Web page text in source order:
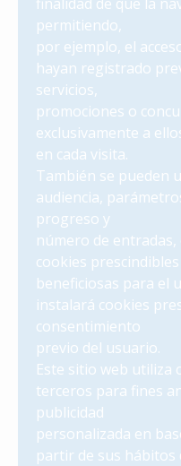
permitiendo,
por ejemplo, el
hayan registrado
servicios,
promociones o
exclusivamente a
en cada visita.
También se pueden
audiencia,
progreso y
número de entradas,
cookies
beneficiosas para el
instalará cookies
consentimiento
previo del usuario.
Este sitio web utiliza
terceros para fines
publicidad
personalizada en
partir de sus hábitos